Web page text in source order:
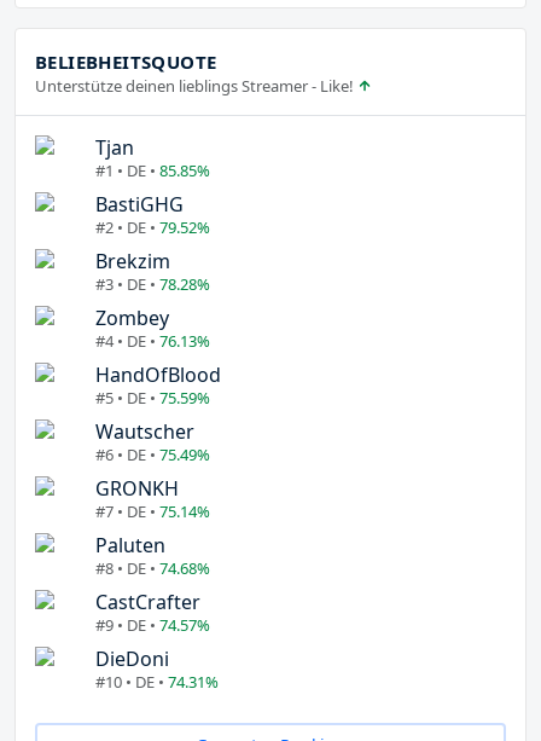
BELIEBHEITSQUOTE
Unterstütze deinen lieblings Streamer - Like!
Tjan
#1 • DE • 85.85%
BastiGHG
#2 • DE • 79.52%
Brekzim
#3 • DE • 78.28%
Zombey
#4 • DE • 76.13%
HandOfBlood
#5 • DE • 75.59%
Wautscher
#6 • DE • 75.49%
GRONKH
#7 • DE • 75.14%
Paluten
#8 • DE • 74.68%
CastCrafter
#9 • DE • 74.57%
DieDoni
#10 • DE • 74.31%